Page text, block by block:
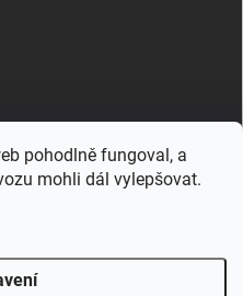
pohodlně fungoval, a
mohli dál vylepšovat.